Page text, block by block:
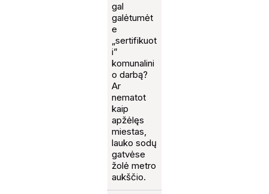
gal
galėtumėt
e
„sertifikuot
i”
komunalini
o darbą?
Ar
nematot
kaip
apžėlęs
miestas,
lauko sodų
gatvėse
žolė metro
aukščio.